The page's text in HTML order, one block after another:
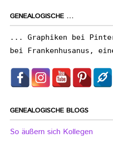
GENEALOGISCHE …
... Graphiken bei
bei Frankenhusanus,
GENEALOGISCHE BLOGS
So äußern sich Kollegen